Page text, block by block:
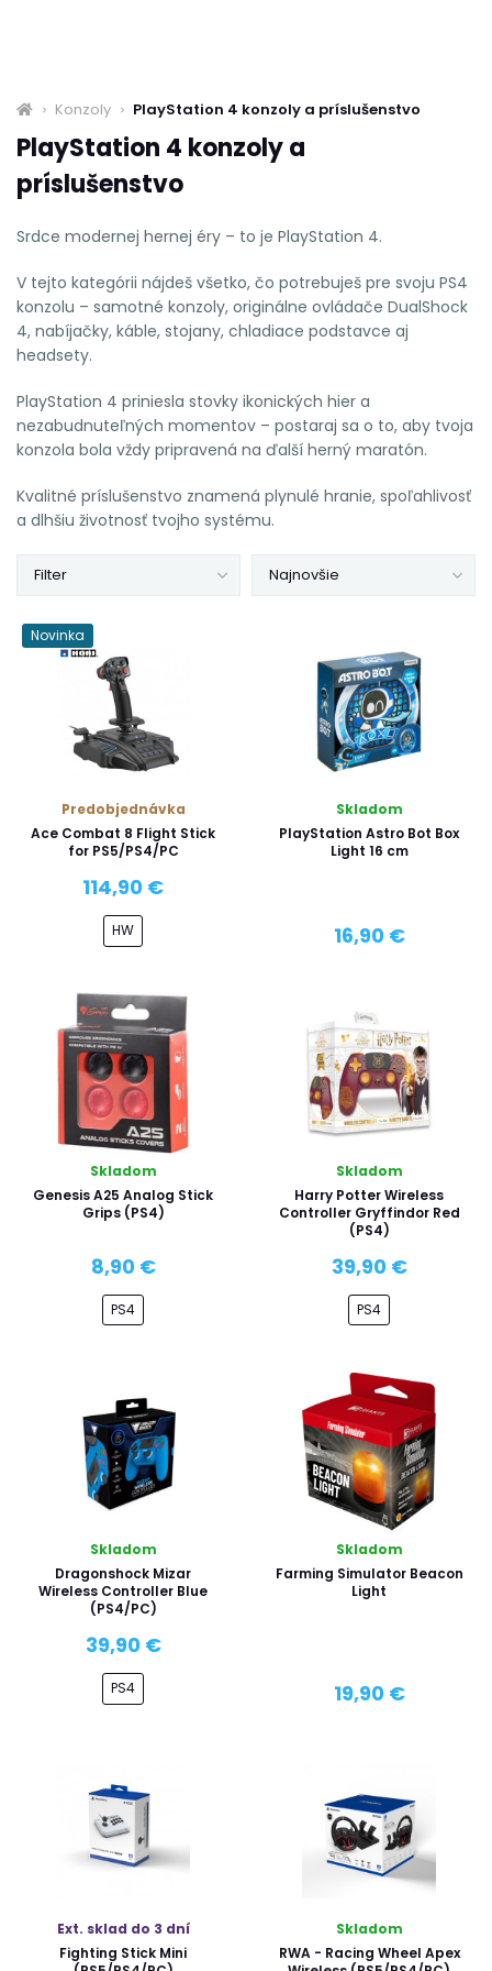
Konzoly PlayStation 4 konzoly a príslušenstvo
PlayStation 4 konzoly a
príslušenstvo
Srdce modernej hernej éry – to je PlayStation 4.
V tejto kategórii nájdeš všetko, čo potrebuješ pre svoju PS4
konzolu – samotné konzoly, originálne ovládače DualShock
4, nabíjačky, káble, stojany, chladiace podstavce aj
headsety.
PlayStation 4 priniesla stovky ikonických hier a
nezabudnuteľných momentov – postaraj sa o to, aby tvoja
konzola bola vždy pripravená na ďalší herný maratón.
Kvalitné príslušenstvo znamená plynulé hranie, spoľahlivosť
a dlhšiu životnosť tvojho systému.
Najnovšie
Filter
Novinka
Predobjednávka
Ace Combat 8 Flight Stick
for PS5/PS4/PC
114,90 €
HW
Skladom
PlayStation Astro Bot Box
Light 16 cm
16,90 €
Skladom
Genesis A25 Analog Stick
Grips (PS4)
8,90 €
PS4
Skladom
Harry Potter Wireless
Controller Gryffindor Red
(PS4)
39,90 €
PS4
Skladom
Dragonshock Mizar
Wireless Controller Blue
(PS4/PC)
39,90 €
PS4
Skladom
Farming Simulator Beacon
Light
19,90 €
Ext. sklad do 3 dní
Fighting Stick Mini
Skladom
RWA - Racing Wheel Apex